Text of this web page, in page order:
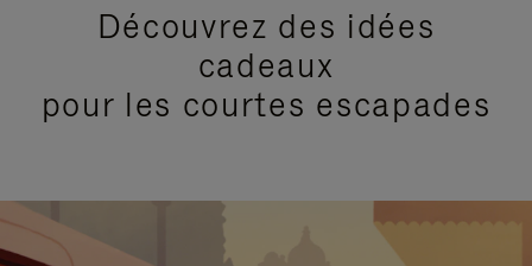
Découvrez des idées
cadeaux
pour les courtes escapades